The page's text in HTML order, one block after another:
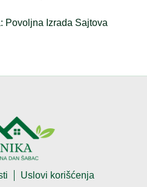
Povoljna Izrada Sajtova
Uslovi korišćenja